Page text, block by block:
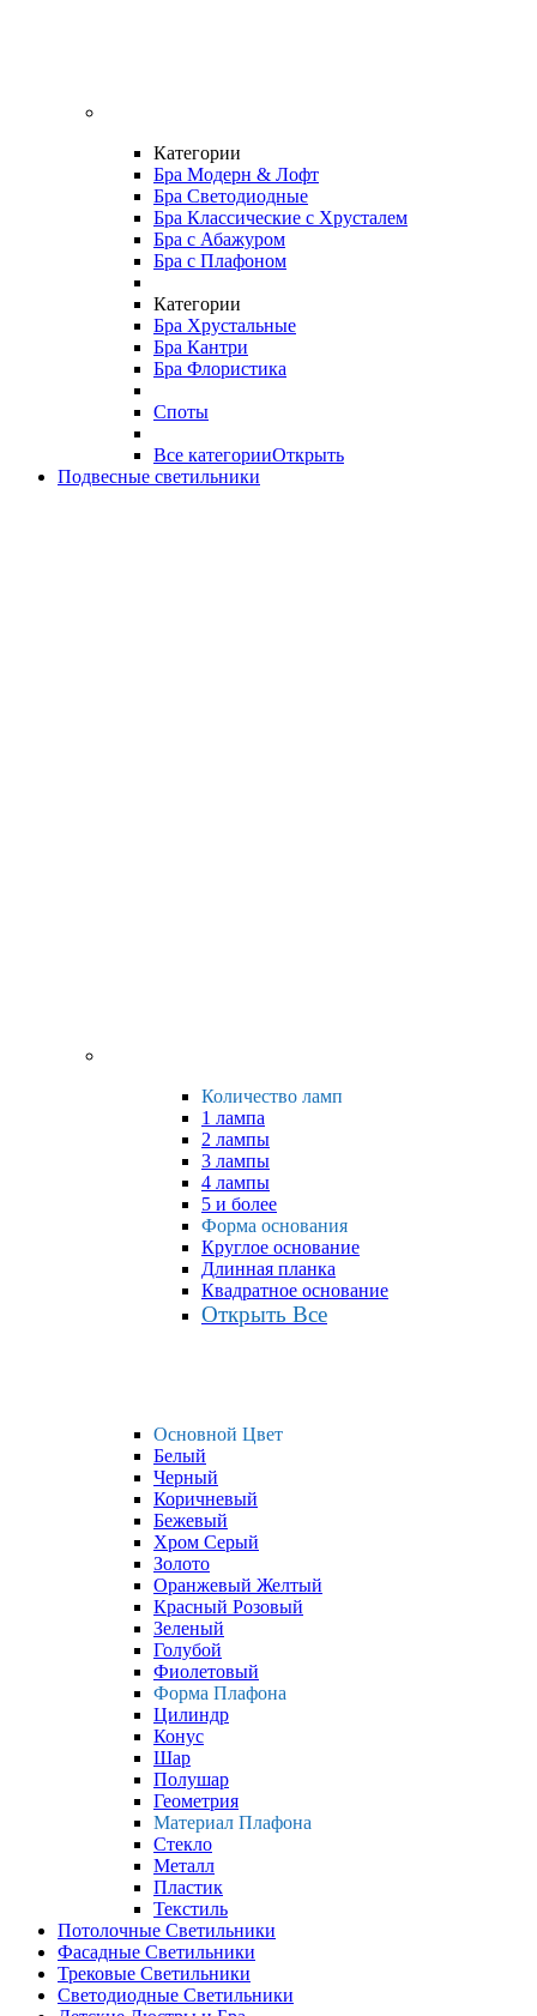
Категории
Бра Модерн & Лофт
Бра Светодиодные
Бра Классические с Хрусталем
Бра с Абажуром
Бра с Плафоном
Категории
Бра Хрустальные
Бра Кантри
Бра Флористика
Споты
Все категорииОткрыть
Подвесные светильники
Количество ламп
1 лампа
2 лампы
3 лампы
4 лампы
5 и более
Форма основания
Круглое основание
Длинная планка
Квадратное основание
Открыть Все
Основной Цвет
Белый
Черный
Коричневый
Бежевый
Хром Серый
Золото
Оранжевый Желтый
Красный Розовый
Зеленый
Голубой
Фиолетовый
Форма Плафона
Цилиндр
Конус
Шар
Полушар
Геометрия
Материал Плафона
Стекло
Металл
Пластик
Текстиль
Потолочные Светильники
Фасадные Светильники
Трековые Светильники
Светодиодные Светильники